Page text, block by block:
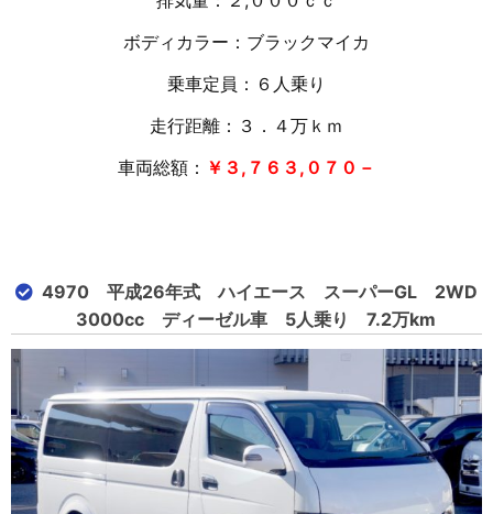
ボディカラー：ブラックマイカ
乗車定員：６人乗り
走行距離：３．４万 ｋｍ
車両総額： ￥３,７６３,０７０－
4970 平成26年式 ハイエース スーパーGL 2WD
3000cc ディーゼル車 5人乗り 7.2万km